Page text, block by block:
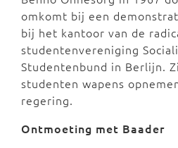
omkomt bij een
bij het kantoor van de
studentenvereniging
Studentenbund in Berlijn.
studenten wapens
regering.
Ontmoeting met Baader